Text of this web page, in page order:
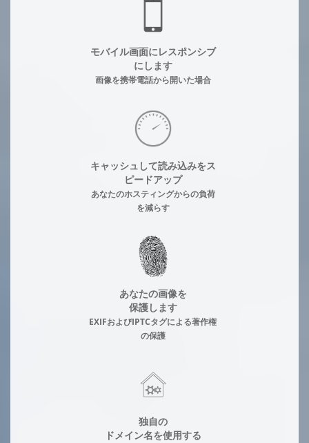
モバイル画面にレスポンシブ
にします
画像を携帯電話から開いた場合
キャッシュして読み込みをス
ピードアップ
あなたのホスティングからの負荷
を減らす
あなたの画像を
保護します
EXIFおよびIPTCタグによる著作権
の保護
独自の
ドメイン名を使用する